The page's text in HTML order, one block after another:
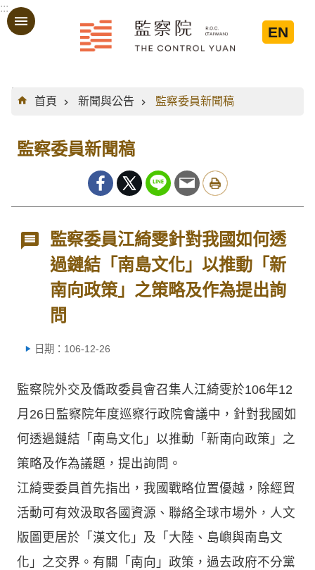
跳到主要內容區塊
:::
EN
:::
首頁
新聞與公告 監察委員新聞稿
監察委員新聞稿
監察委員江綺雯針對我國如何透
過鏈結「南島文化」以推動「新
南向政策」之策略及作為提出詢
問
日期：106-12-26
監察院外交及僑政委員會召集人江綺雯於106年12
月26日監察院年度巡察行政院會議中，針對我國如
何透過鏈結「南島文化」以推動「新南向政策」之
策略及作為議題，提出詢問。
江綺雯委員首先指出，我國戰略位置優越，除經貿
活動可有效汲取各國資源、聯絡全球市場外，人文
版圖更居於「漢文化」及「大陸、島嶼與南島文
化」之交界。有關「南向」政策，過去政府不分黨